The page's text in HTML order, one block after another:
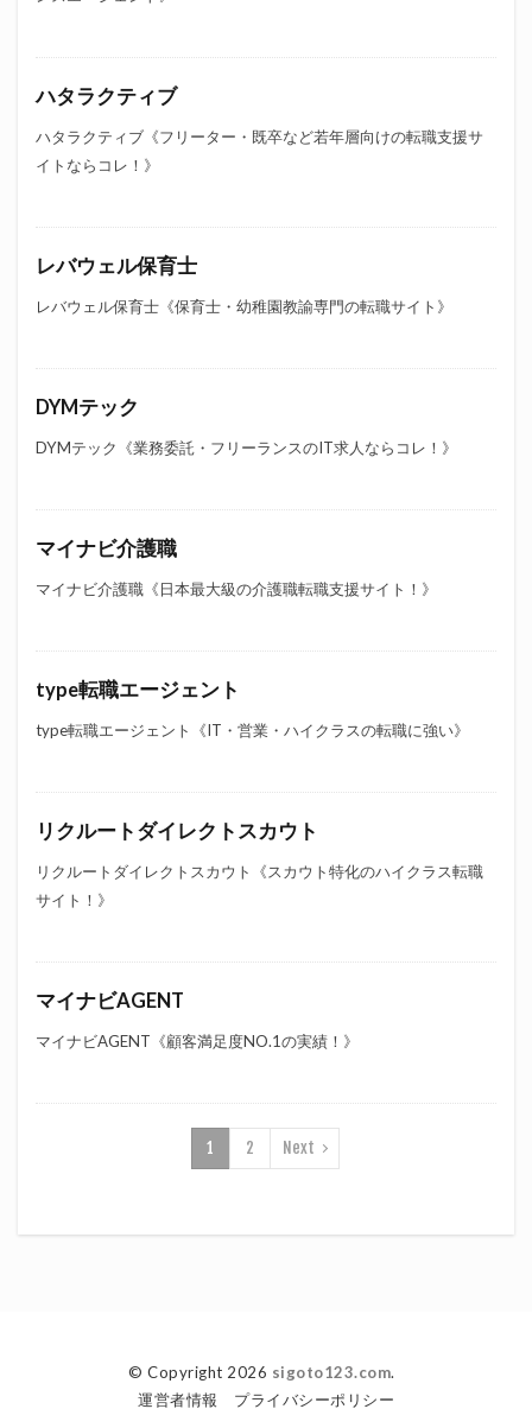
ハタラクティブ
ハタラクティブ《フリーター・既卒など若年層向けの転職支援サ
イトならコレ！》
レバウェル保育士
レバウェル保育士《保育士・幼稚園教諭専門の転職サイト》
DYMテック
DYMテック《業務委託・フリーランスのIT求人ならコレ！》
マイナビ介護職
マイナビ介護職《日本最大級の介護職転職支援サイト！》
type転職エージェント
type転職エージェント《IT・営業・ハイクラスの転職に強い》
リクルートダイレクトスカウト
リクルートダイレクトスカウト《スカウト特化のハイクラス転職
サイト！》
マイナビAGENT
マイナビAGENT《顧客満足度NO.1の実績！》
1 2 Next
© Copyright 2026 sigoto123.com.
運営者情報
プライバシーポリシー